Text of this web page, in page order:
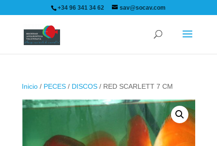
+34 96 341 34 62 sav@socav.com
Inicio/ PECES/ DISCOS/ RED SCARLETT 7 CM